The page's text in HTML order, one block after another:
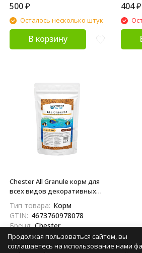
500₽
Осталось несколько штук
В корзину
404₽
Chester All Granule корм для
всех видов декоративных
- 1,9 кг
Тип товара: Корм
GTIN: 4673760978078
Бренд: Chester
Вес: 1.9 кг
Продолжая пользоваться сайтом, вы
соглашаетесь на использование нами